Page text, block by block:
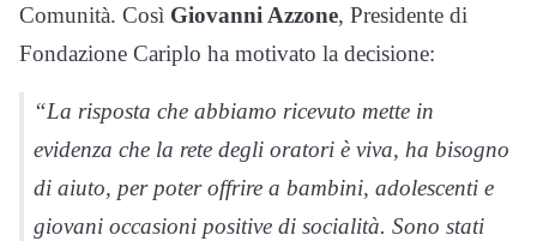
Comunità. Così Giovanni Azzone, Presidente di
Fondazione Cariplo ha motivato la decisione:
“La risposta che abbiamo ricevuto mette in
evidenza che la rete degli oratori è viva, ha bisogno
di aiuto, per poter offrire a bambini, adolescenti e
giovani occasioni positive di socialità. Sono stati